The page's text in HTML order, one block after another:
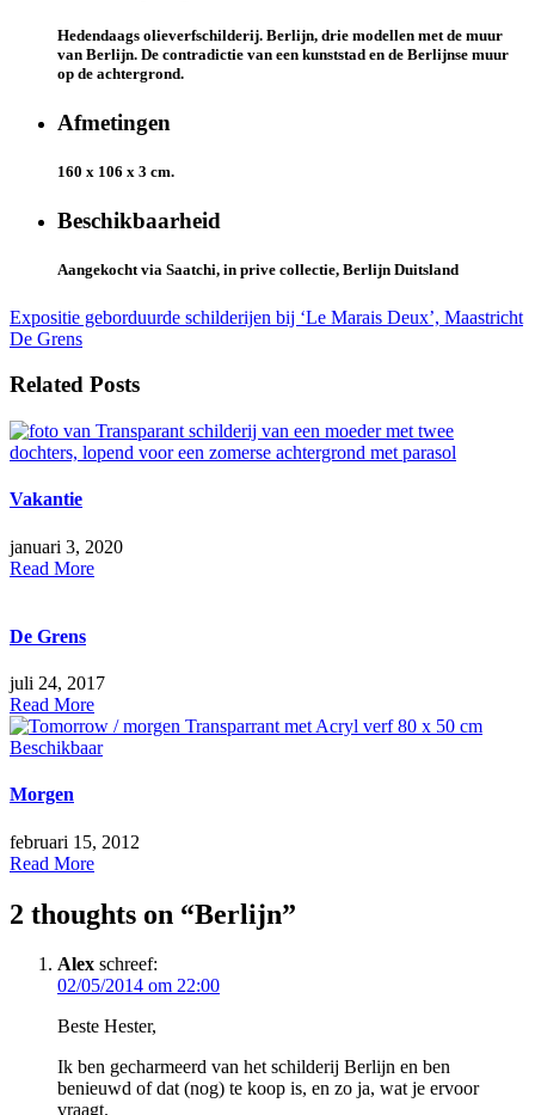
Hedendaags olieverfschilderij. Berlijn, drie modellen met de muur
van Berlijn. De contradictie van een kunststad en de Berlijnse muur
op de achtergrond.
Afmetingen
160 x 106 x 3 cm.
Beschikbaarheid
Aangekocht via Saatchi, in prive collectie, Berlijn Duitsland
Bericht
navigatie
Expositie geborduurde schilderijen bij ‘Le Marais Deux’, Maastricht
De Grens
Related Posts
Vakantie
januari 3, 2020
Read More
De Grens
juli 24, 2017
Read More
Morgen
februari 15, 2012
Read More
2 thoughts on “Berlijn”
Alex schreef:
02/05/2014 om 22:00
Beste Hester,
Ik ben gecharmeerd van het schilderij Berlijn en ben
benieuwd of dat (nog) te koop is, en zo ja, wat je ervoor
vraagt.